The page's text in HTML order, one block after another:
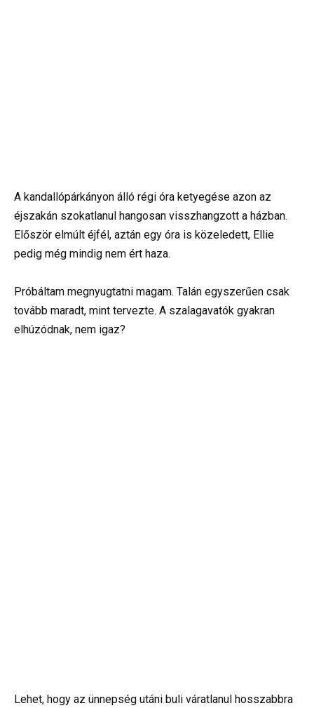
A kandallópárkányon álló régi óra ketyegése azon az
éjszakán szokatlanul hangosan visszhangzott a házban.
Először elmúlt éjfél, aztán egy óra is közeledett, Ellie
pedig még mindig nem ért haza.
Próbáltam megnyugtatni magam. Talán egyszerűen csak
tovább maradt, mint tervezte. A szalagavatók gyakran
elhúzódnak, nem igaz?
Lehet, hogy az ünnepség utáni buli váratlanul hosszabbra